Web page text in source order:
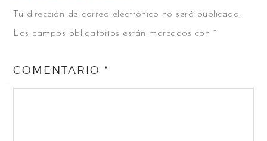
Tu dirección de correo electrónico no será publicada.
Los campos obligatorios están marcados con *
COMENTARIO*